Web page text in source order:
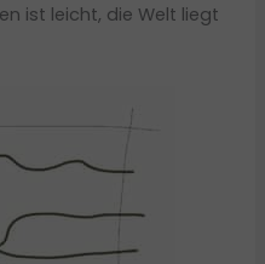
ist leicht, die Welt liegt